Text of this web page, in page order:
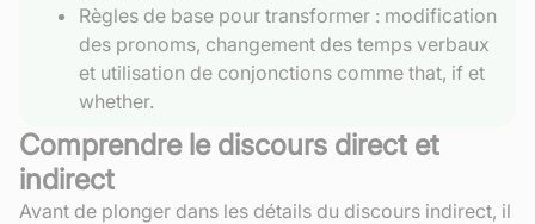
Règles de base pour transformer : modification
des pronoms, changement des temps verbaux
et utilisation de conjonctions comme that, if et
whether.
Comprendre le discours direct et
indirect
Avant de plonger dans les détails du discours indirect, il